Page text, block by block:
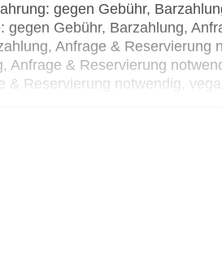
gegen Gebühr,
gegen Gebühr, Barzahlung,
Anfrage & Reservierung
Anfrage & Reservierung
& Reservierung notwendig,
notwendig, Buffet, à la